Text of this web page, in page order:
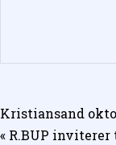
Kristiansand
« R.BUP